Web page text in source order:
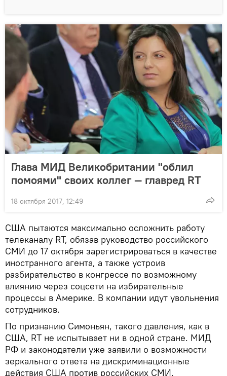
Глава МИД Великобритании "облил
помоями" своих коллег — главред RT
18 октября 2017, 12:49
США пытаются максимально осложнить работу
телеканалу RT, обязав руководство российского
СМИ до 17 октября зарегистрироваться в качестве
иностранного агента, а также устроив
разбирательство в конгрессе по возможному
влиянию через соцсети на избирательные
процессы в Америке. В компании идут увольнения
сотрудников.
По признанию Симоньян, такого давления, как в
США, RT не испытывает ни в одной стране. МИД
РФ и законодатели уже заявили о возможности
зеркального ответа на дискриминационные
действия США против российских СМИ.